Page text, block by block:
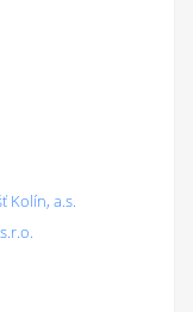
Kolín, a.s.